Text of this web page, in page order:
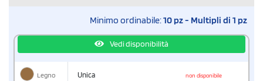
Minimo ordinabile:10 pz - Multipli di 1 pz
Vedi disponibilità
Legno Unica non disponibile